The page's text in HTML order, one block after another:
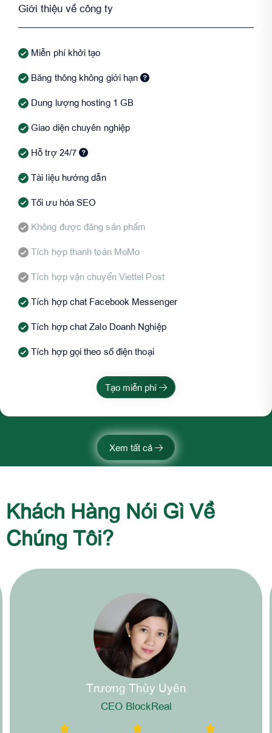
Giới thiệu về công ty
Miễn phí khởi tạo
Băng thông không giới hạn
Dung lượng hosting 1 GB
Giao diện chuyên nghiệp
Hỗ trợ 24/7
Tài liệu hướng dẫn
Tối ưu hóa SEO
Không được đăng sản phẩm
Tích hợp thanh toán MoMo
Tích hợp vận chuyển Viettel Post
Tích hợp chat Facebook Messenger
Tích hợp chat Zalo Doanh Nghiệp
Tích hợp gọi theo số điện thoại
Tạo miễn phí
Xem tất cả
Khách Hàng Nói Gì Về
Chúng Tôi?
Nguyễn Văn Quyền
CEO Siêu Thị Khỏe Đẹp